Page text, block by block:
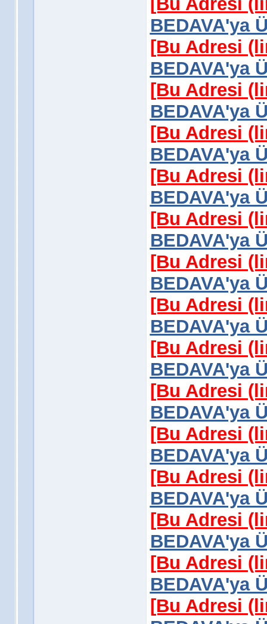
BEDAVA'ya
[Bu Adresi
BEDAVA'ya
[Bu Adresi
BEDAVA'ya
[Bu Adresi
BEDAVA'ya
[Bu Adresi
BEDAVA'ya
[Bu Adresi
BEDAVA'ya
[Bu Adresi
BEDAVA'ya
[Bu Adresi
BEDAVA'ya
[Bu Adresi
BEDAVA'ya
[Bu Adresi
BEDAVA'ya
[Bu Adresi
BEDAVA'ya
[Bu Adresi
BEDAVA'ya
[Bu Adresi
BEDAVA'ya
[Bu Adresi
BEDAVA'ya
[Bu Adresi